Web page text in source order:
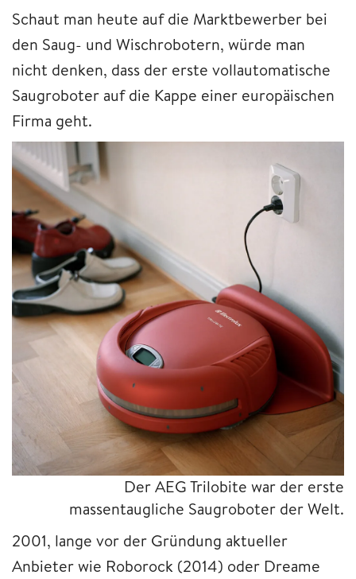
Schaut man heute auf die Marktbewerber bei
den Saug- und Wischrobotern, würde man
nicht denken, dass der erste vollautomatische
Saugroboter auf die Kappe einer europäischen
Firma geht.
Der AEG Trilobite war der erste
massentaugliche Saugroboter der Welt.
2001, lange vor der Gründung aktueller
Anbieter wie Roborock (2014) oder Dreame